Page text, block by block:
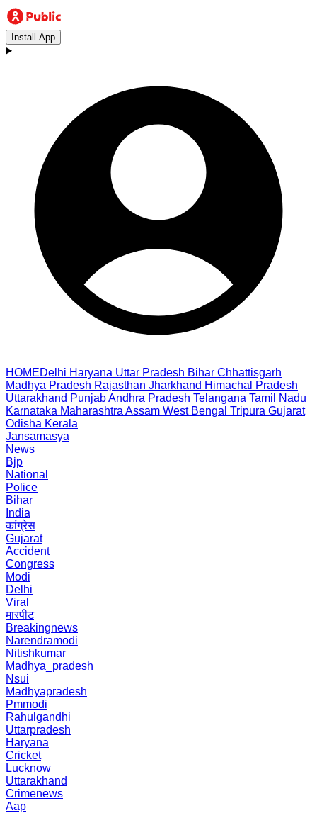
Install App
HOMEDelhi Haryana Uttar Pradesh Bihar Chhattisgarh
Madhya Pradesh Rajasthan Jharkhand Himachal Pradesh
Uttarakhand PunjabAndhra Pradesh Telangana Tamil Nadu
Karnataka Maharashtra Assam West Bengal Tripura Gujarat
Odisha Kerala
Jansamasya
News
Bjp
National
Police
Bihar
India
कांग्रेस
Gujarat
Accident
Congress
Modi
Delhi
Viral
मारपीट
Breakingnews
Narendramodi
Nitishkumar
Madhya_pradesh
Nsui
Madhyapradesh
Pmmodi
Rahulgandhi
Uttarpradesh
Haryana
Cricket
Lucknow
Uttarakhand
Crimenews
Aap